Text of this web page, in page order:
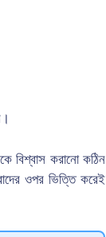
বিশ্বাস করানো কঠিন
ওপর ভিত্তি করেই